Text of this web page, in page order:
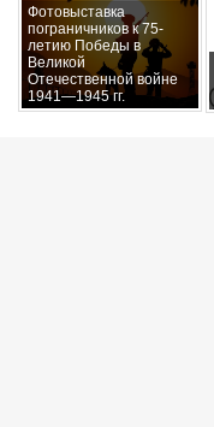
Фотовыставка
пограничников к 75-
летию Победы в
Великой
Отечественной войне
1941—1945 гг.